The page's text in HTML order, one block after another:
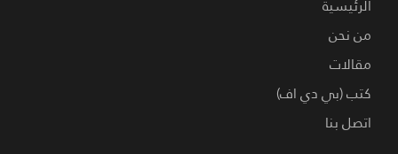
الرئيسية
من نحن
مقالات
كتب (بي دي اف)
اتصل بنا